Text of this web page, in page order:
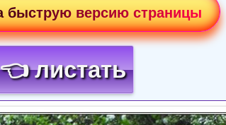
быструю версию страницы
👈 листать
картинки...